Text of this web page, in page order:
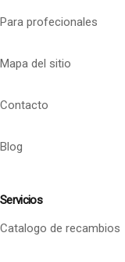
Para profecionales
Mapa del sitio
Contacto
Blog
Servicios
Catalogo de recambios